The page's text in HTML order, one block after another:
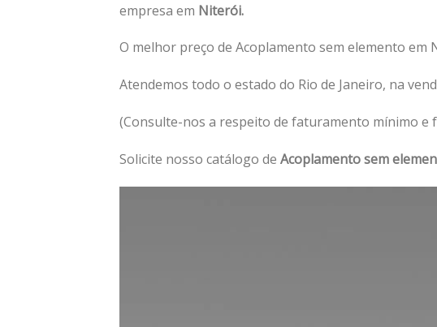
empresa em Niterói.
O melhor preço de Acoplamento sem elemento
Atendemos todo o estado do Rio de Janeiro, na
(Consulte-nos a respeito de faturamento mínimo e
Solicite nosso catálogo de Acoplamento sem